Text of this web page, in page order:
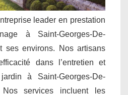
leader en prestation
à Saint-Georges-De-
ses environs. Nos artisans
dans l’entretien et
à Saint-Georges-De-
Nos services incluent les